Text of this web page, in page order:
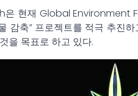
현재 Global Environment
감축” 프로젝트를 적극 추진
을 목표로 하고 있다.